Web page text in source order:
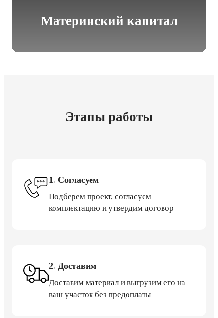
Материнский капитал
Этапы работы
1. Согласуем
Подберем проект, согласуем
комплектацию и утвердим договор
2. Доставим
Доставим материал и выгрузим его на
ваш участок без предоплаты